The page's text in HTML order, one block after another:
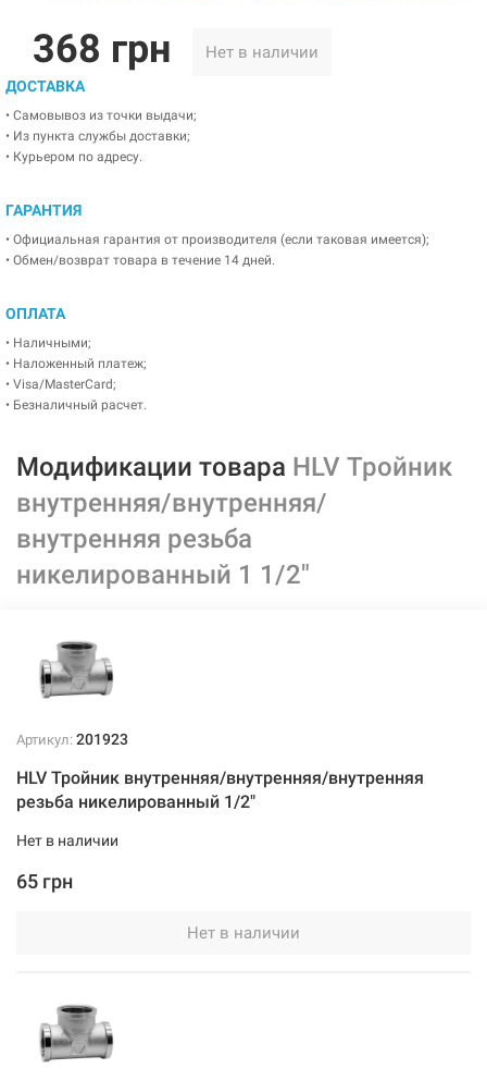
368 грн Нет в наличии
ДОСТАВКА
• Самовывоз из точки выдачи;
• Из пункта службы доставки;
• Курьером по адресу.
ГАРАНТИЯ
• Официальная гарантия от производителя (если таковая имеется);
• Обмен/возврат товара в течение 14 дней.
ОПЛАТА
• Наличными;
• Наложенный платеж;
• Visa/MasterCard;
• Безналичный расчет.
Модификации товара HLV Тройник
внутренняя/внутренняя/
внутренняя резьба
никелированный 1 1/2"
Артикул: 201923
HLV Тройник внутренняя/внутренняя/внутренняя
резьба никелированный 1/2"
Нет в наличии
65 грн
Нет в наличии